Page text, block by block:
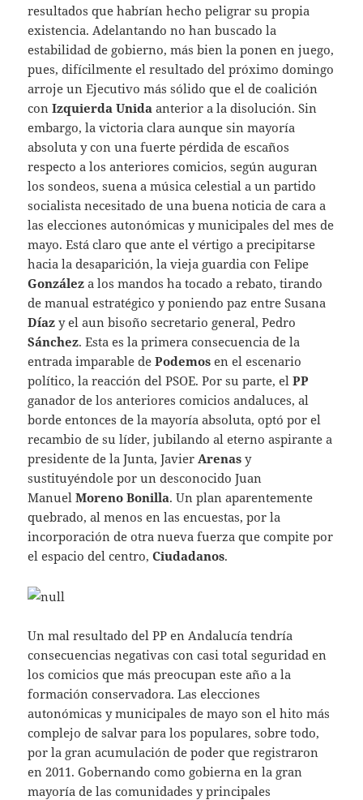
resultados que habrían hecho peligrar su propia
existencia. Adelantando no han buscado la
estabilidad de gobierno, más bien la ponen en juego,
pues, difícilmente el resultado del próximo domingo
arroje un Ejecutivo más sólido que el de coalición
conIzquierda Unida anterior a la disolución. Sin
embargo, la victoria clara aunque sin mayoría
absoluta y con una fuerte pérdida de escaños
respecto a los anteriores comicios, según auguran
los sondeos, suena a música celestial a un partido
socialista necesitado de una buena noticia de cara a
las elecciones autonómicas y municipales del mes de
mayo. Está claro que ante el vértigo a precipitarse
hacia la desaparición, la vieja guardia con Felipe
González a los mandos ha tocado a rebato, tirando
de manual estratégico y poniendo paz entre Susana
Díaz y el aun bisoño secretario general, Pedro
Sánchez. Esta es la primera consecuencia de la
entrada imparable de Podemos en el escenario
político, la reacción del PSOE. Por su parte, elPP
ganador de los anteriores comicios andaluces, al
borde entonces de la mayoría absoluta, optó por el
recambio de su líder, jubilando al eterno aspirante a
presidente de la Junta, Javier Arenas y
sustituyéndole por un desconocido Juan
ManuelMoreno Bonilla. Un plan aparentemente
quebrado, al menos en las encuestas, por la
incorporación de otra nueva fuerza que compite por
el espacio del centro,Ciudadanos.
Un mal resultado del PP en Andalucía tendría
consecuencias negativas con casi total seguridad en
los comicios que más preocupan este año a la
formación conservadora. Las elecciones
autonómicas y municipales de mayo son el hito más
complejo de salvar para los populares, sobre todo,
por la gran acumulación de poder que registraron
en 2011. Gobernando como gobierna en la gran
mayoría de las comunidades y principales